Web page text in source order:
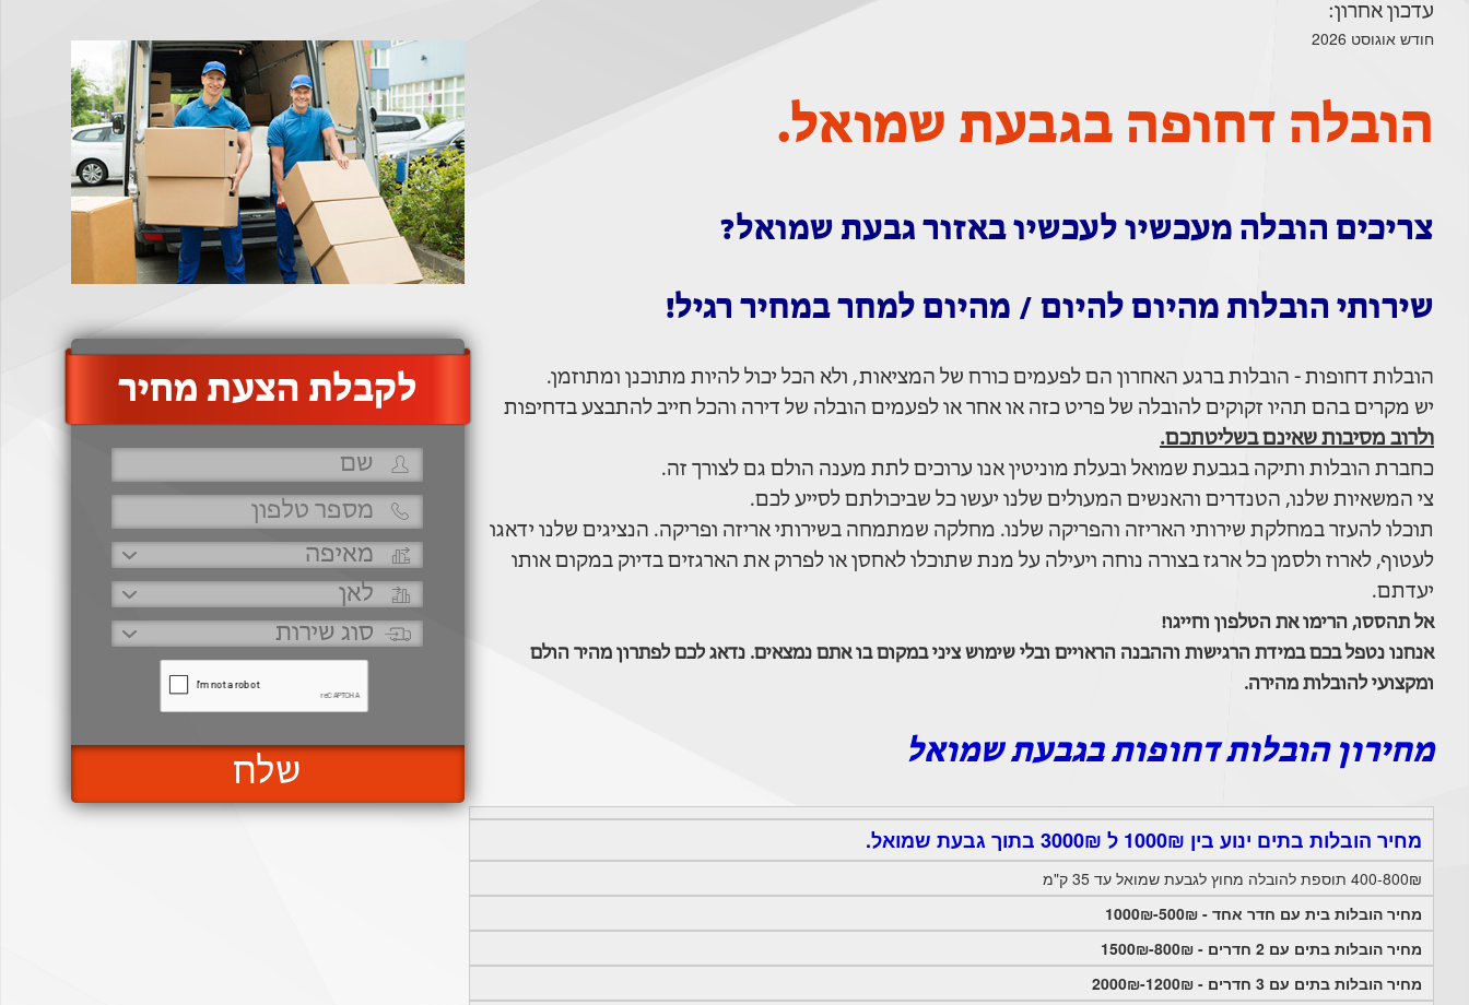
עדכון אחרון:
חודש אוגוסט 2026
הובלה דחופה בגבעת שמואל.
צריכים הובלה מעכשיו לעכשיו באזור גבעת שמואל?
שירותי הובלות מהיום להיום / מהיום למחר במחיר רגיל!
הובלות דחופות - הובלות ברגע האחרון הם לפעמים כורח של המציאות, ולא הכל יכול להיות מתוכנן ומתוזמן.
יש מקרים בהם תהיו זקוקים להובלה של פריט כזה או אחר או לפעמים הובלה של דירה והכל חייב להתבצע בדחיפות
ולרוב מסיבות שאינם בשליטתכם.
כחברת הובלות ותיקה בגבעת שמואל ובעלת מוניטין אנו ערוכים לתת מענה הולם גם לצורך זה.
צי המשאיות שלנו, הטנדרים והאנשים המעולים שלנו יעשו כל שביכולתם לסייע לכם.
תוכלו להעזר במחלקת שירותי האריזה והפריקה שלנו. מחלקה שמתמחה בשירותי אריזה ופריקה. הנציגים שלנו ידאגו
לעטוף, לארוז ולסמן כל ארגז בצורה נוחה ויעילה על מנת שתוכלו לאחסן או לפרוק את הארגזים בדיוק במקום אותו
יעדתם.
אל תהססו, הרימו את הטלפון וחייגו!
אנחנו נטפל בכם במידת הרגישות וההבנה הראויים ובלי שימוש ציני במקום בו אתם נמצאים. נדאג לכם לפתרון מהיר הולם
ומקצועי להובלות מהירה.
מחירון הובלות דחופות בגבעת שמואל
מחיר הובלות בתים ינוע בין 1000₪ ל 3000₪ בתוך גבעת שמואל.
400-800₪ תוספת להובלה מחוץ לגבעת שמואל עד 35 ק"מ
מחיר הובלות בית עם חדר אחד - 500₪-1000₪
מחיר הובלות בתים עם 2 חדרים - 800₪-1500₪
מחיר הובלות בתים עם 3 חדרים - 1200₪-2000₪
‫לקבלת הצעת מחיר
שלח